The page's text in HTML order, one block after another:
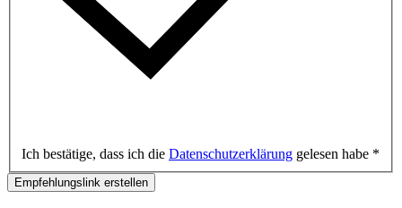
Ich bestätige, dass ich die Datenschutzerklärung gelesen habe *
Empfehlungslink erstellen